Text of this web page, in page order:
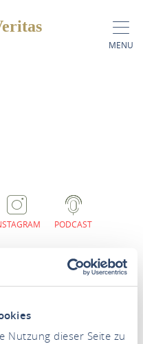
Nutzung dieser Seite zu
MENU
PODCAST